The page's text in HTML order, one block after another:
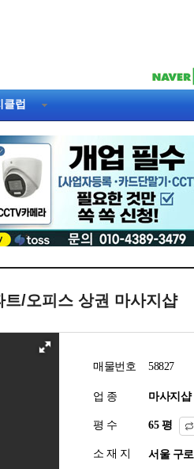
클럽
/오피스 상권 마사지샵
매물번호 58827
업 종 마사지샵
평 수 평
소 재 지 서울 구